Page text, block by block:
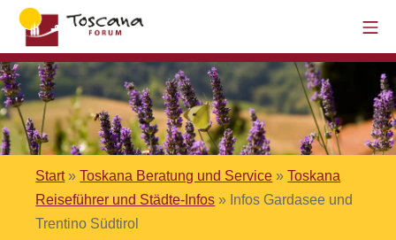
Start»Toskana Beratung und Service »Toskana
Reiseführer und Städte-Infos » Infos Gardasee und
Trentino Südtirol